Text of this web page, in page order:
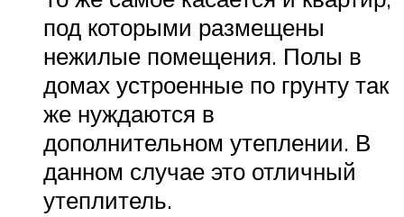
под которыми размещены
нежилые помещения. Полы в
домах устроенные по грунту так
же нуждаются в
дополнительном утеплении. В
данном случае это отличный
утеплитель.